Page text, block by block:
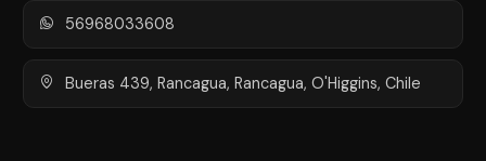
56968033608
Bueras 439, Rancagua, Rancagua, O'Higgins, Chile